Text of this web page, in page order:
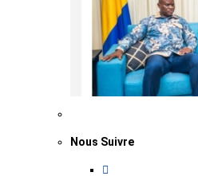
Nous Suivre